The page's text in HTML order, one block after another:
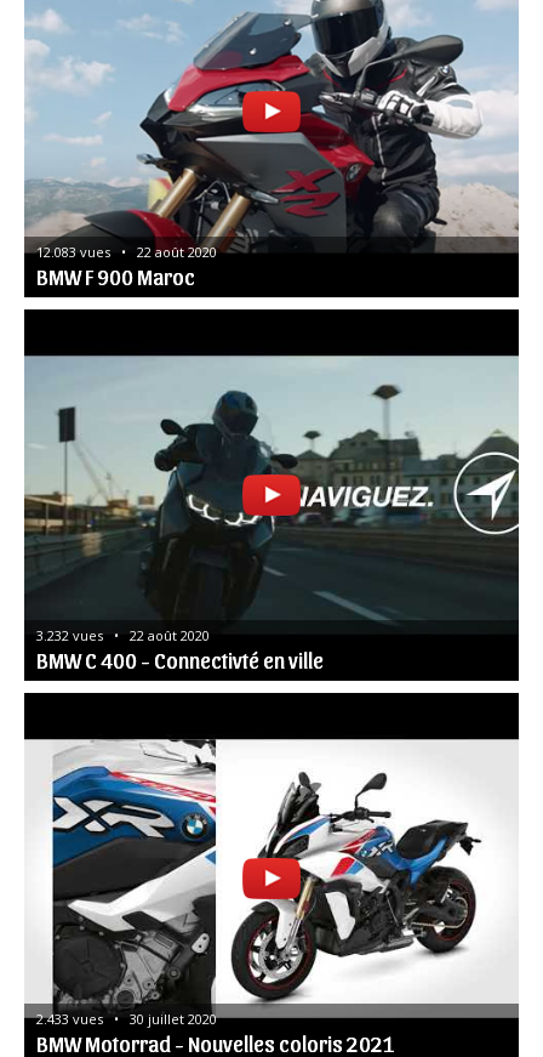
12.083 vues   •   22 août 2020
BMW F 900 Maroc
3.232 vues   •   22 août 2020
BMW C 400 - Connectivté en ville
2.433 vues   •   30 juillet 2020
BMW Motorrad - Nouvelles coloris 2021